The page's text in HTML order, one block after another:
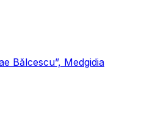
Bălcescu”, Medgidia